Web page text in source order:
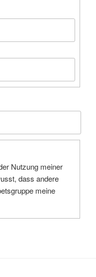
Nutzung meiner
dass andere
meine